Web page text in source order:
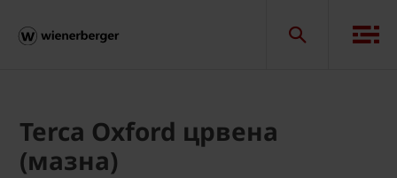
Terca Oxford црвена
(мазна)